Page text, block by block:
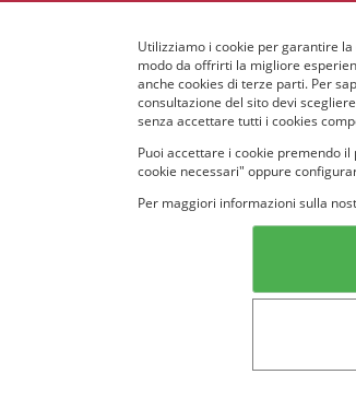
Utilizziamo i cookie per garantire
modo da offrirti la migliore
anche cookies di terze parti. Per
consultazione del sito devi
senza accettare tutti i cookies
Puoi accettare i cookie premendo
cookie necessari" oppure
Per maggiori informazioni sulla